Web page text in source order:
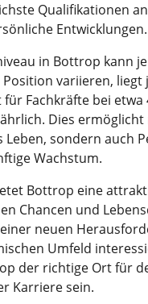
Qualifikationen
Entwicklungen.
in Bottrop kann
variieren, liegt
Fachkräfte bei etwa
Dies
sondern auch
Wachstum.
Bottrop eine
Chancen und
neuen
Umfeld
der richtige Ort für
Karriere sein.